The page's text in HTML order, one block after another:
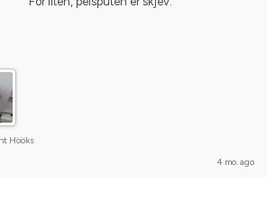
Hööks
4 mo. ago